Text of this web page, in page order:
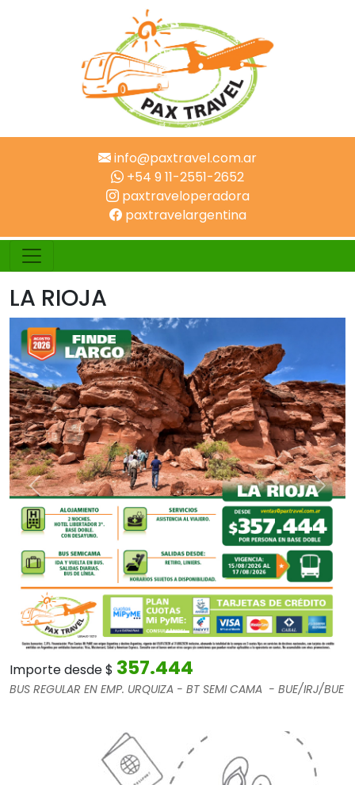
info@paxtravel.com.ar
+54 9 11-2551-2652
paxtraveloperadora
paxtravelargentina
LA RIOJA
Anterior
Importe desde $ 357.444
BUS REGULAR EN EMP. URQUIZA - BT SEMI CAMA - BUE/IRJ/BUE